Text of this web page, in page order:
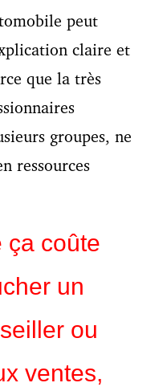
peut
claire et
que la très
groupes, ne
ressources
ça coûte
un
ou
ventes,